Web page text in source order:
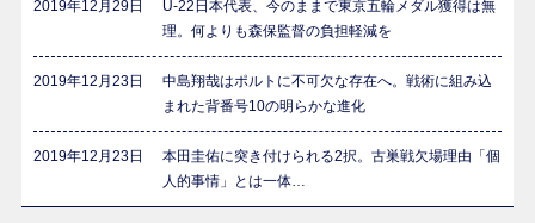
2019年12月29日
U-22日本代表、今のままで東京五輪メダル獲得は無
理。何よりも森保監督の負担軽減を
2019年12月23日
中島翔哉はポルトに不可欠な存在へ。戦術に組み込
まれた背番号10の明らかな進化
2019年12月23日
本田圭佑に突き付けられる2択。古巣戦欠場理由「個
人的事情」とは一体…